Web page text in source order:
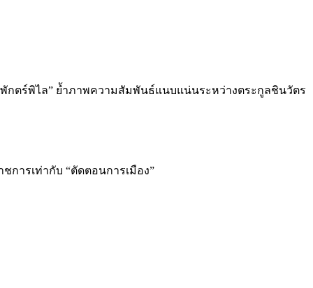
กตร์พิไล” ย้ำภาพความสัมพันธ์แนบแน่นระหว่างตระกูลชินวัตร
การเท่ากับ “ตัดตอนการเมือง”